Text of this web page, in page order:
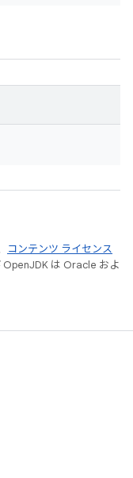
コンテンツ ライセンス
は Oracle およ